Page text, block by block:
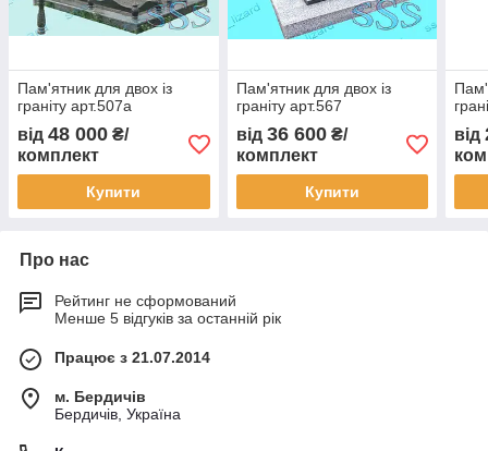
Пам'ятник для двох із
граніту арт.507а
від 48 000 ₴/
комплект
Купити
Пам'ятник для двох із
граніту арт.567
від 36 600₴/
комплект
Купити
від
Про нас
Рейтинг не сформований
Менше 5 відгуків за останній рік
Працює з 21.07.2014
м. Бердичів
Бердичів, Україна